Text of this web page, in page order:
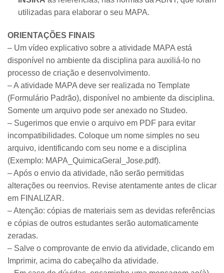
utilizadas para elaborar o seu MAPA.
ORIENTAÇÕES FINAIS
– Um vídeo explicativo sobre a atividade MAPA está
disponível no ambiente da disciplina para auxiliá-lo no
processo de criação e desenvolvimento.
– A atividade MAPA deve ser realizada no Template
(Formulário Padrão), disponível no ambiente da disciplina.
Somente um arquivo pode ser anexado no Studeo.
– Sugerimos que envie o arquivo em PDF para evitar
incompatibilidades. Coloque um nome simples no seu
arquivo, identificando com seu nome e a disciplina
(Exemplo: MAPA_QuimicaGeral_Jose.pdf).
– Após o envio da atividade, não serão permitidas
alterações ou reenvios. Revise atentamente antes de clicar
em FINALIZAR.
– Atenção: cópias de materiais sem as devidas referências
e cópias de outros estudantes serão automaticamente
zeradas.
– Salve o comprovante de envio da atividade, clicando em
Imprimir, acima do cabeçalho da atividade.